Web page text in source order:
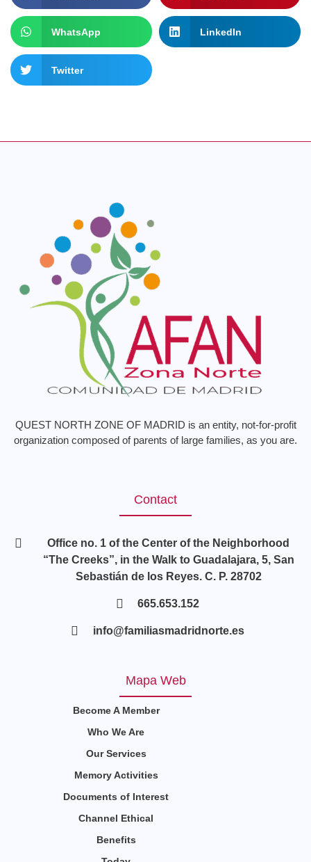
WhatsApp LinkedIn
Twitter
QUEST NORTH ZONE OF MADRID is an entity, not-for-profit
organization composed of parents of large families, as you are.
Contact
Office no. 1 of the Center of the Neighborhood
“The Creeks”, in the Walk to Guadalajara, 5, San
Sebastián de los Reyes. C. P. 28702
665.653.152
info@familiasmadridnorte.es
Mapa Web
Become A Member
Who We Are
Our Services
Memory Activities
Documents of Interest
Channel Ethical
Benefits